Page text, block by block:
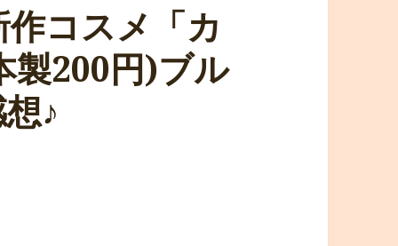
コスメ「カ
製200円)ブル
♪